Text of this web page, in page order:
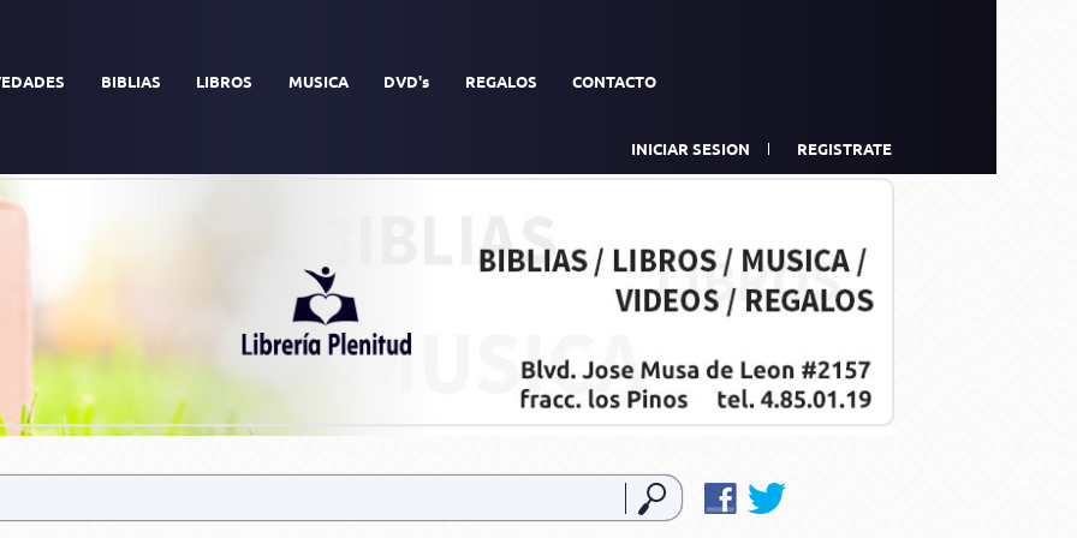
BIBLIAS LIBROS MUSICA DVD's REGALOS CONTACTO
INICIAR SESION REGISTRATE